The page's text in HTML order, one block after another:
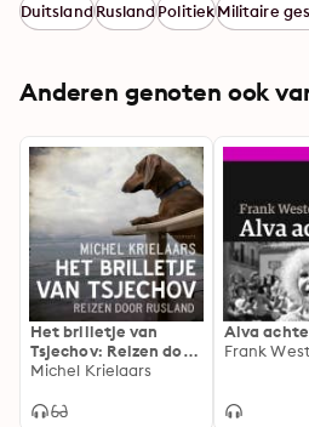
DuitslandRuslandPolitiekMilitaire
Anderen genoten ook
Het brilletje van
Tsjechov: Reizen door
Rusland
Michel Krielaars
Alva
Frank